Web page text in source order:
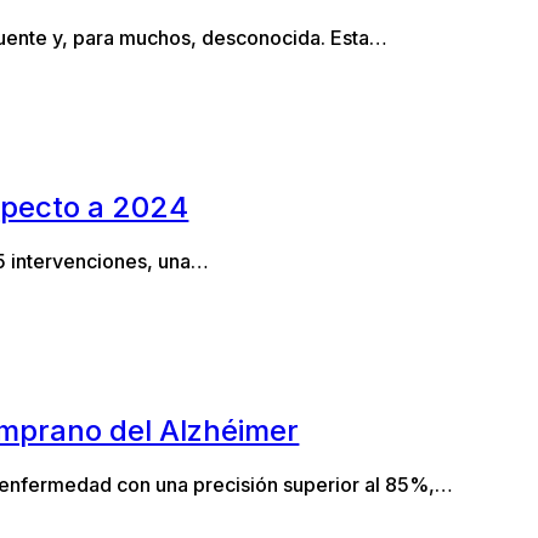
y, para muchos, desconocida. Esta…
a 2024
intervenciones, una…
del Alzhéimer
con una precisión superior al 85%,…